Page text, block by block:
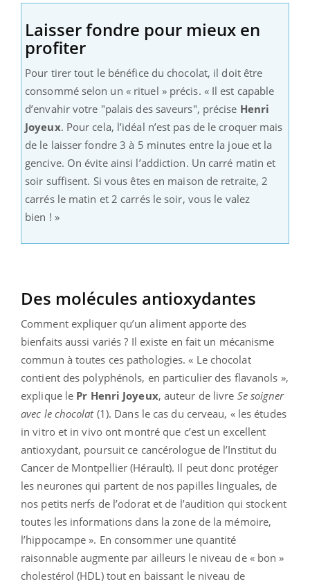
Laisser fondre pour mieux en
profiter
Pour tirer tout le bénéfice du chocolat, il doit être
consommé selon un « rituel » précis. « Il est capable
d’envahir votre "palais des saveurs", précise Henri
Joyeux. Pour cela, l’idéal n’est pas de le croquer mais
de le laisser fondre 3 à 5 minutes entre la joue et la
gencive. On évite ainsi l’addiction. Un carré matin et
soir suffisent. Si vous êtes en maison de retraite, 2
carrés le matin et 2 carrés le soir, vous le valez
bien ! »
Des molécules antioxydantes
Comment expliquer qu’un aliment apporte des
bienfaits aussi variés ? Il existe en fait un mécanisme
commun à toutes ces pathologies. « Le chocolat
contient des polyphénols, en particulier des flavanols »,
explique le Pr Henri Joyeux, auteur de livre Se soigner
avec le chocolat (1). Dans le cas du cerveau, « les études
in vitro et in vivo ont montré que c’est un excellent
antioxydant, poursuit ce cancérologue de l’Institut du
Cancer de Montpellier (Hérault). Il peut donc protéger
les neurones qui partent de nos papilles linguales, de
nos petits nerfs de l’odorat et de l’audition qui stockent
toutes les informations dans la zone de la mémoire,
l’hippocampe ». En consommer une quantité
raisonnable augmente par ailleurs le niveau de « bon »
cholestérol (HDL) tout en baissant le niveau de